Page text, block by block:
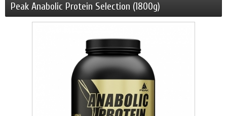
Peak Anabolic Protein Selection (1800g)